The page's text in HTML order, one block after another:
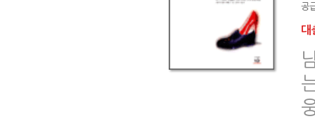
공
대